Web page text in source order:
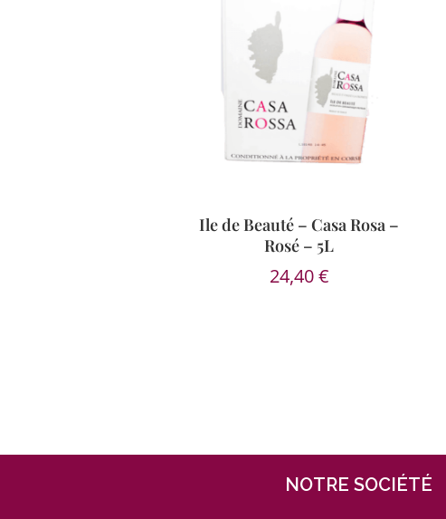
Ile de Beauté – Casa Rosa –
Rosé – 5L
24,40€
NOTRE SOCIÉTÉ